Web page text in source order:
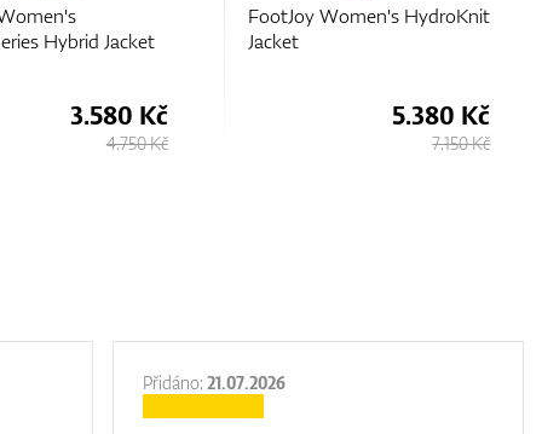
Hybrid Jacket
3.580 Kč
4.750 Kč
FootJoy Women's HydroKnit
Jacket
5.380 Kč
7.150 Kč
Přidáno:21.07.2026